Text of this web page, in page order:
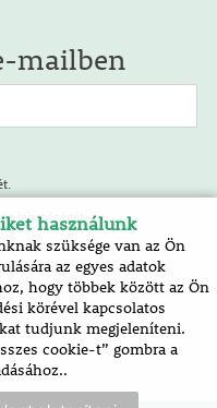
mailben
lehetőségét.
használunk
szüksége van az Ön
az egyes adatok
hogy többek között az Ön
körével kapcsolatos
tudjunk megjeleníteni.
cookie-t” gombra a